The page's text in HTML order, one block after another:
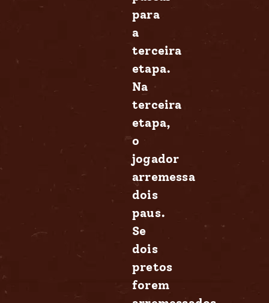
para
a
terceira
etapa.
Na
terceira
etapa,
o
jogador
arremessa
dois
paus.
Se
dois
pretos
forem